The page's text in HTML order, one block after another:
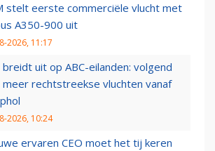
stelt eerste commerciële vlucht met
A350-900 uit
2026, 11:17
breidt uit op ABC-eilanden: volgend
meer rechtstreekse vluchten vanaf
2026, 10:24
ervaren CEO moet het tij keren